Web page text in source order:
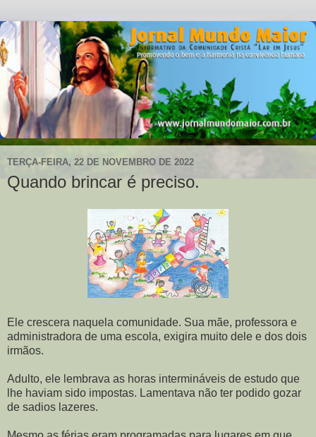
TERÇA-FEIRA, 22 DE NOVEMBRO DE 2022
Quando brincar é preciso.
Ele crescera naquela comunidade. Sua mãe, professora e
administradora de uma escola, exigira muito dele e dos dois
irmãos.
Adulto, ele lembrava as horas intermináveis de estudo que
lhe haviam sido impostas. Lamentava não ter podido gozar
de sadios lazeres.